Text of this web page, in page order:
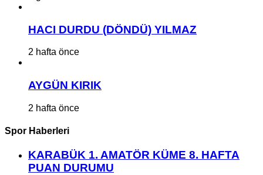
HACI DURDU (DÖNDÜ) YILMAZ
2 hafta önce
AYGÜN KIRIK
2 hafta önce
Spor Haberleri
KARABÜK 1. AMATÖR KÜME 8. HAFTA
PUAN DURUMU